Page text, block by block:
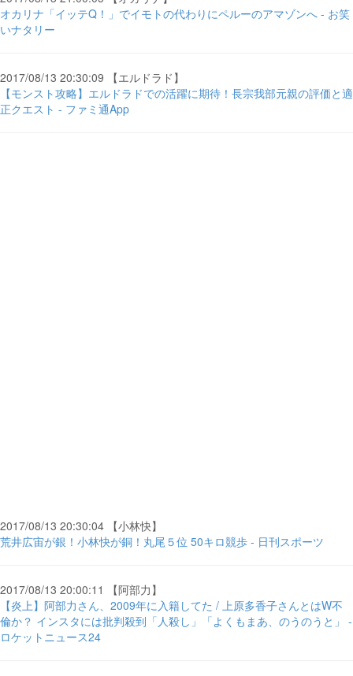
オカリナ「イッテQ！」でイモトの代わりにペルーのアマゾンへ - お笑
いナタリー
2017/08/13 20:30:09 【エルドラド】
【モンスト攻略】エルドラドでの活躍に期待！長宗我部元親の評価と適
正クエスト - ファミ通App
2017/08/13 20:30:04 【小林快】
荒井広宙が銀！小林快が銅！丸尾５位 50キロ競歩 - 日刊スポーツ
2017/08/13 20:00:11 【阿部力】
【炎上】阿部力さん、2009年に入籍してた / 上原多香子さんとはW不
倫か？ インスタには批判殺到「人殺し」「よくもまあ、のうのうと」 -
ロケットニュース24